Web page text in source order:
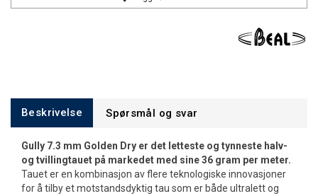
Beskrivelse Spørsmål og svar
Gully 7.3 mm Golden Dry er det letteste og tynneste halv-
og tvillingtauet på markedet med sine 36 gram per meter.
Tauet er en kombinasjon av flere teknologiske innovasjoner
for å tilby et motstandsdyktig tau som er både ultralett og